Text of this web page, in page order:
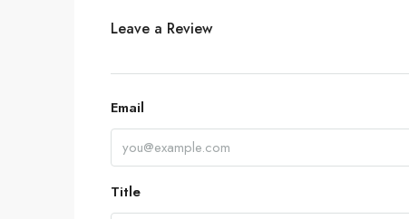
Leave a Review
Email
Title